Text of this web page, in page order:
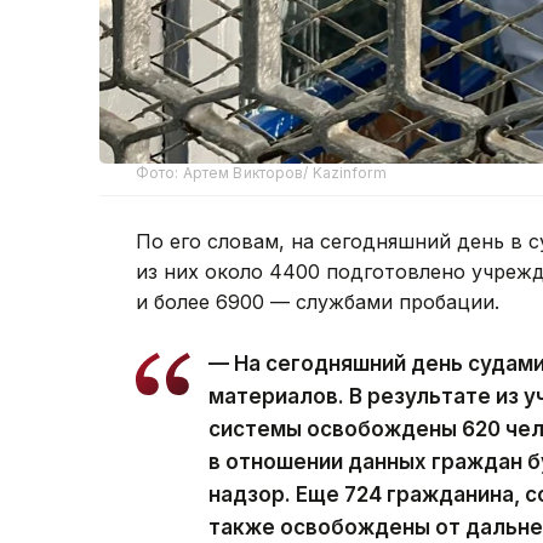
Фото: Артем Викторов/ Kazinform
По его словам, на сегодняшний день в
из них около 4400 подготовлено
и более 6900 — службами пробации.
— На сегодняшний день
материалов. В результате из
системы освобождены 620
в отношении данных граждан
надзор. Еще 724 гражданина,
также освобождены от